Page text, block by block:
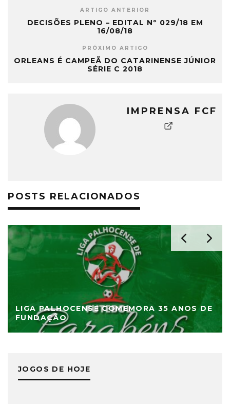
ARTIGO ANTERIOR
DECISÕES PLENO – EDITAL Nº 029/18 EM
16/08/18
PRÓXIMO ARTIGO
ORLEANS É CAMPEÃ DO CATARINENSE JÚNIOR
SÉRIE C 2018
IMPRENSA FCF
POSTS RELACIONADOS
LIGA PALHOCENSE COMEMORA 35 ANOS DE
FUNDAÇÃO
JOGOS DE HOJE